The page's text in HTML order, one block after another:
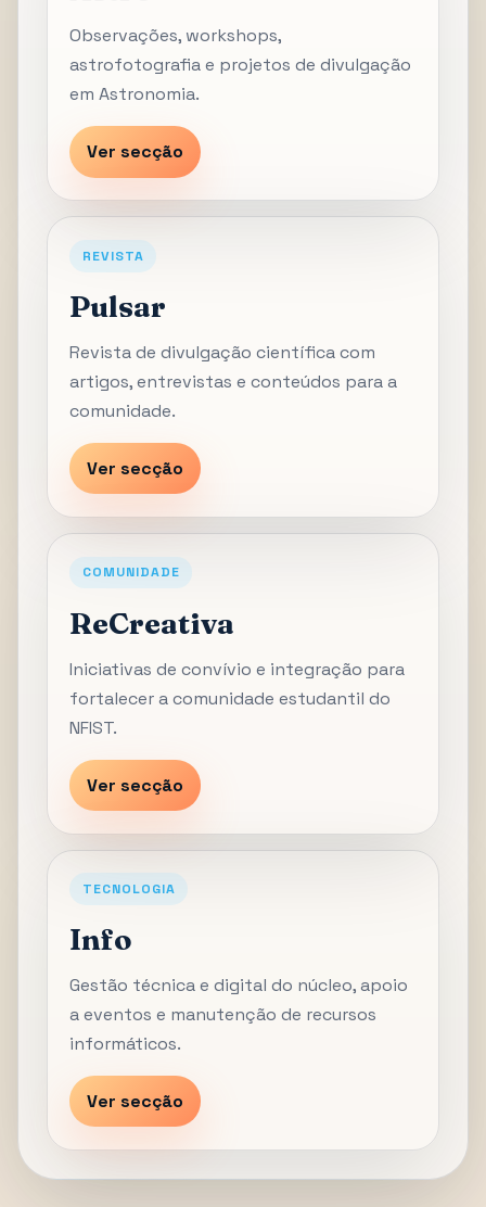
Observações, workshops,
astrofotografia e projetos de divulgação
em Astronomia.
Ver secção
REVISTA
Pulsar
Revista de divulgação científica com
artigos, entrevistas e conteúdos para a
comunidade.
Ver secção
COMUNIDADE
ReCreativa
Iniciativas de convívio e integração para
fortalecer a comunidade estudantil do
NFIST.
Ver secção
TECNOLOGIA
Info
Gestão técnica e digital do núcleo, apoio
a eventos e manutenção de recursos
informáticos.
Ver secção